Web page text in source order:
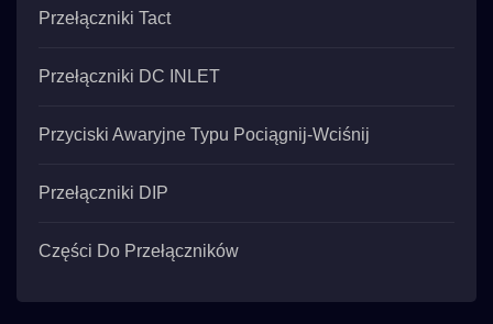
Przełączniki Tact
Przełączniki DC INLET
Przyciski Awaryjne Typu Pociągnij-Wciśnij
Przełączniki DIP
Części Do Przełączników